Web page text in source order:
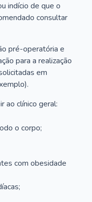
indício de que o
consultar
pré-operatória e
para a realização
em
ao clínico geral:
o corpo;
com obesidade